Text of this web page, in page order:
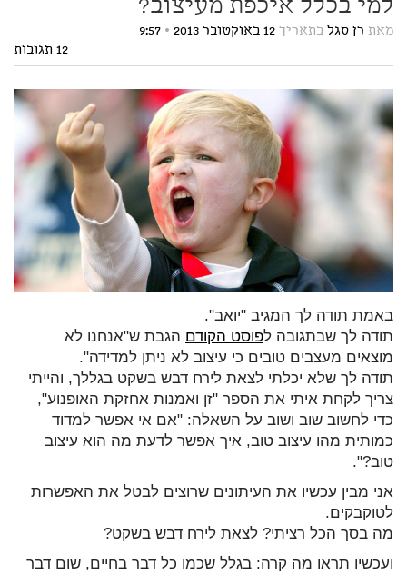
למי בכלל איכפת מעיצוב?
מאת רן סגל בתאריך 12 באוקטובר 2013 •
9:57
12 תגובות
באמת תודה לך המגיב "יואב".
תודה לך שבתגובה לפוסט הקודם הגבת ש"אנחנו לא
מוצאים מעצבים טובים כי עיצוב לא ניתן למדידה".
תודה לך שלא יכלתי לצאת לירח דבש בשקט בגללך, והייתי
צריך לקחת איתי את הספר "זן ואמנות אחזקת האופנוע",
כדי לחשוב שוב ושוב על השאלה: "אם אי אפשר למדוד
כמותית מהו עיצוב טוב, איך אפשר לדעת מה הוא עיצוב
טוב?".
אני מבין עכשיו את העיתונים שרוצים לבטל את האפשרות
לטוקבקים.
מה בסך הכל רציתי? לצאת לירח דבש בשקט?
ועכשיו תראו מה קרה: בגלל שכמו כל דבר בחיים, שום דבר